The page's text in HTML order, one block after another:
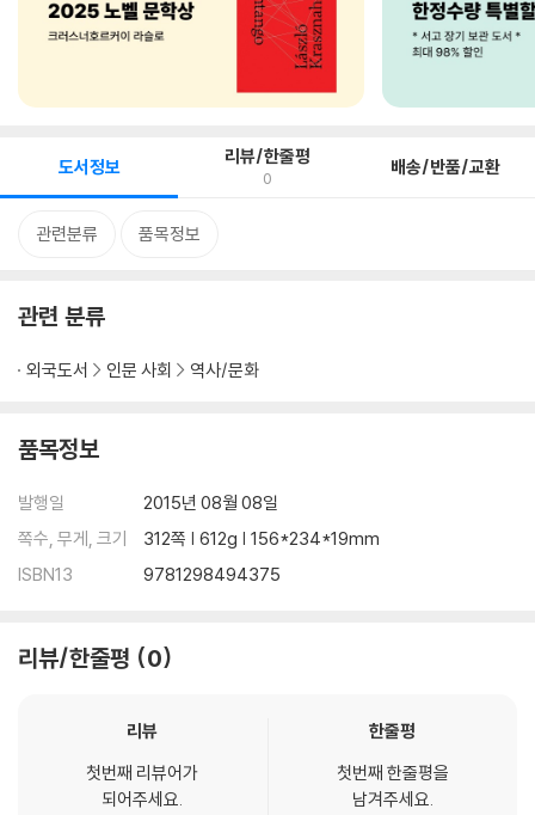
도서정보 리뷰/한줄평
0 배송/반품/교환
관련분류 품목정보
관련 분류
외국도서 인문 사회 역사/문화
품목정보
발행일
2015년 08월 08일
쪽수, 무게, 크기
312쪽 | 612g | 156*234*19mm
ISBN13
9781298494375
리뷰/한줄평 0
리뷰
첫번째 리뷰어가
되어주세요.
한줄평
첫번째 한줄평을
남겨주세요.